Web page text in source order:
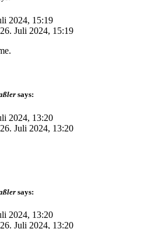
2024, 15:19
26. Juli 2024, 15:19
says:
2024, 13:20
26. Juli 2024, 13:20
says:
2024, 13:20
26. Juli 2024, 13:20